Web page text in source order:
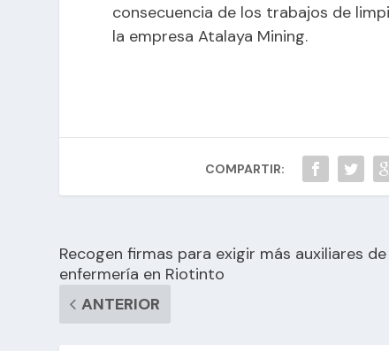
consecuencia de los trabajos de
la empresa Atalaya Mining.
COMPARTIR:
Recogen firmas para exigir más auxiliares de
enfermería en Riotinto
ANTERIOR